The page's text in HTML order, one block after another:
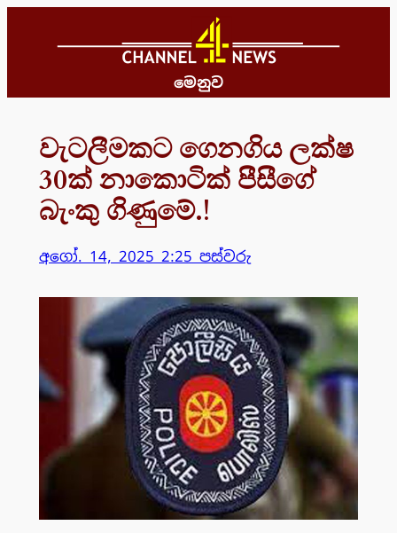
මෙනුව
වැටලීමකට ගෙනගිය ලක්ෂ
30ක් නාකොටික් පීසීගේ
බැංකු ගිණුමේ.!
අගෝ. 14, 2025 2:25 පස්වරු